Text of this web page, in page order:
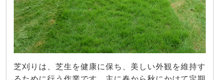
芝刈りは、芝生を健康に保ち、美しい外観を維持す